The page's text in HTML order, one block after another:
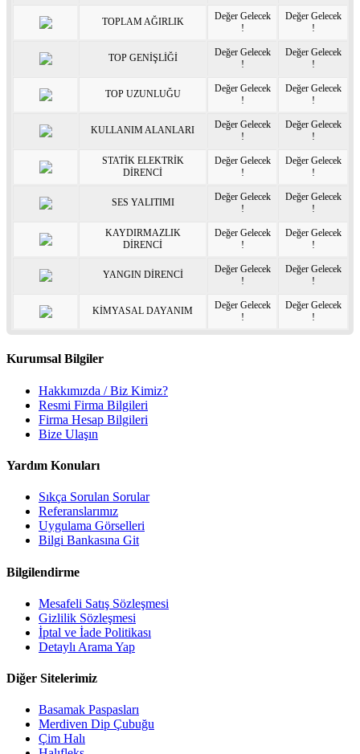
TOPLAM AĞIRLIK
Değer Gelecek
!
Değer Gelecek
!
TOP GENİŞLİĞİ
Değer Gelecek
!
Değer Gelecek
!
TOP UZUNLUĞU
Değer Gelecek
!
Değer Gelecek
!
KULLANIM ALANLARI
Değer Gelecek
!
Değer Gelecek
!
STATİK ELEKTRİK
DİRENCİ
Değer Gelecek
!
Değer Gelecek
!
SES YALITIMI
Değer Gelecek
!
Değer Gelecek
!
KAYDIRMAZLIK
DİRENCİ
Değer Gelecek
!
Değer Gelecek
!
YANGIN DİRENCİ
Değer Gelecek
!
Değer Gelecek
!
KİMYASAL DAYANIM
Değer Gelecek
!
Değer Gelecek
!
Kurumsal Bilgiler
Hakkımızda / Biz Kimiz?
Resmi Firma Bilgileri
Firma Hesap Bilgileri
Bize Ulaşın
Yardım Konuları
Sıkça Sorulan Sorular
Referanslarımız
Uygulama Görselleri
Bilgi Bankasına Git
Bilgilendirme
Mesafeli Satış Sözleşmesi
Gizlilik Sözleşmesi
İptal ve İade Politikası
Detaylı Arama Yap
Diğer Sitelerimiz
Basamak Paspasları
Merdiven Dip Çubuğu
Çim Halı